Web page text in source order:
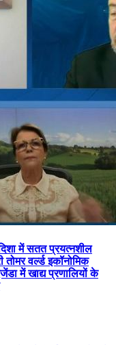
में सतत प्रयत्नशील
तोमर वर्ल्ड इकॉनोमिक
में खाद्य प्रणालियों के